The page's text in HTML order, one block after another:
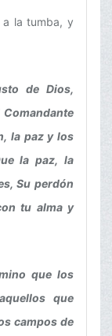
a la tumba, y
de Dios,
la paz y los
la paz, la
Su perdón
tu alma y
que los
que
campos de